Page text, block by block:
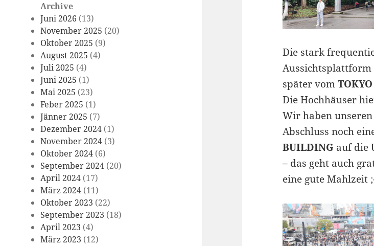
Archive
Juni 2026 (13)
November 2025 (20)
Oktober 2025 (9)
August 2025 (4)
Juli 2025 (4)
Juni 2025 (1)
Mai 2025 (23)
Feber 2025 (1)
Jänner 2025 (7)
Dezember 2024 (1)
November 2024 (3)
Oktober 2024 (6)
September 2024 (20)
April 2024 (17)
März 2024 (11)
Oktober 2023 (22)
September 2023 (18)
April 2023 (4)
März 2023 (12)
Die stark
Aussichtsplattform
später vom
Die Hochhäuser
Wir haben
Abschluss noch
BUILDING auf die
– das geht auch
eine gute Mahlzeit